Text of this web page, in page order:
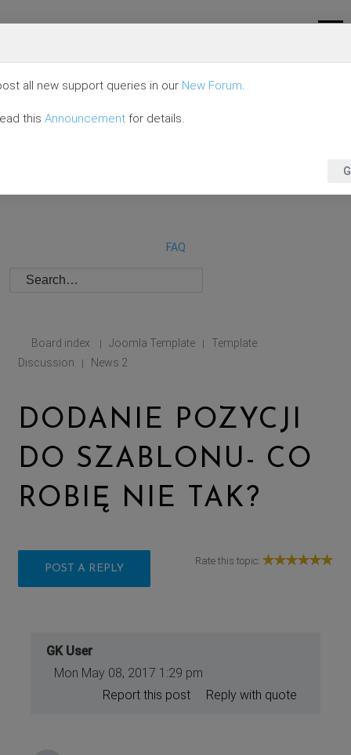
FAQ
Board index | Joomla Template |
Template
Discussion
| News 2
DODANIE POZYCJI
DO SZABLONU- CO
ROBIĘ NIE TAK?
POST A REPLY
Rate this topic:
GK User
Mon May 08, 2017 1:29 pm
Reply with quote
Report this post
all new support queries in our New Forum.
this Announcement for details.